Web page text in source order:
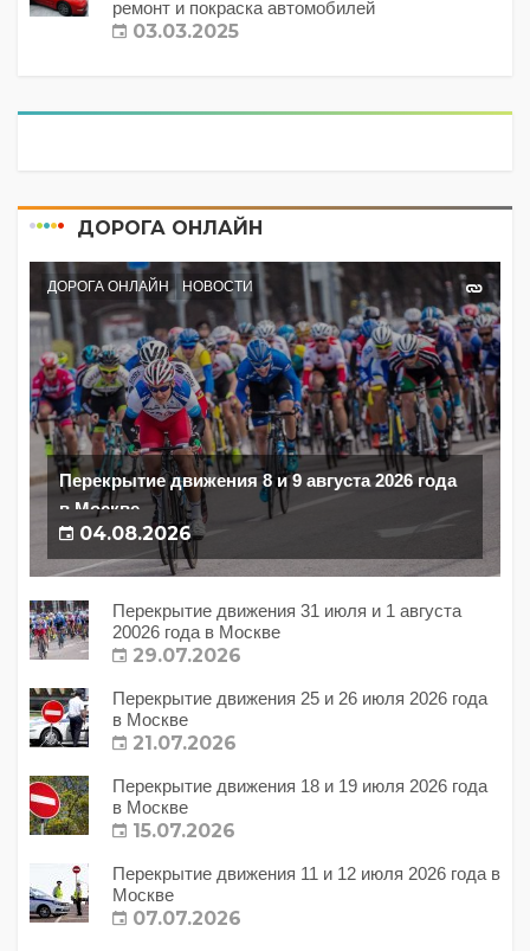
ремонт и покраска автомобилей
03.03.2025
ДОРОГА ОНЛАЙН
ДОРОГА ОНЛАЙН НОВОСТИ
Перекрытие движения 8 и 9 августа 2026 года
в Москве
04.08.2026
Перекрытие движения 31 июля и 1 августа
20026 года в Москве
29.07.2026
Перекрытие движения 25 и 26 июля 2026 года
в Москве
21.07.2026
Перекрытие движения 18 и 19 июля 2026 года
в Москве
15.07.2026
Перекрытие движения 11 и 12 июля 2026 года в
Москве
07.07.2026